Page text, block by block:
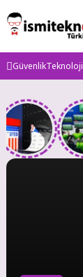
to
content
GüvenlikTeknoloji
İsmi
Tekno